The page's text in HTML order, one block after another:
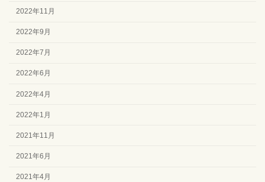
2022年11月
2022年9月
2022年7月
2022年6月
2022年4月
2022年1月
2021年11月
2021年6月
2021年4月